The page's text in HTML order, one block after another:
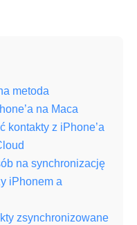
metoda
na Maca
kontakty z iPhone’a
na synchronizację
iPhonem a
zsynchronizowane